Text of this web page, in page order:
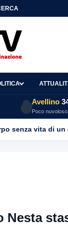
Avellino
Poco nuvoloso
senza vita di
Nesta